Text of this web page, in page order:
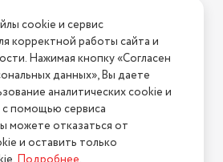
Условия возврата
на сайте? Напишите нам
"АстМаркет". У нас есть всё!
конфиденциальности
cookie и сервис
корректной работы сайта и
Нажимая кнопку «Согласен
данных», Вы даете
аналитических cookie и
помощью сервиса
можете отказаться от
и оставить только